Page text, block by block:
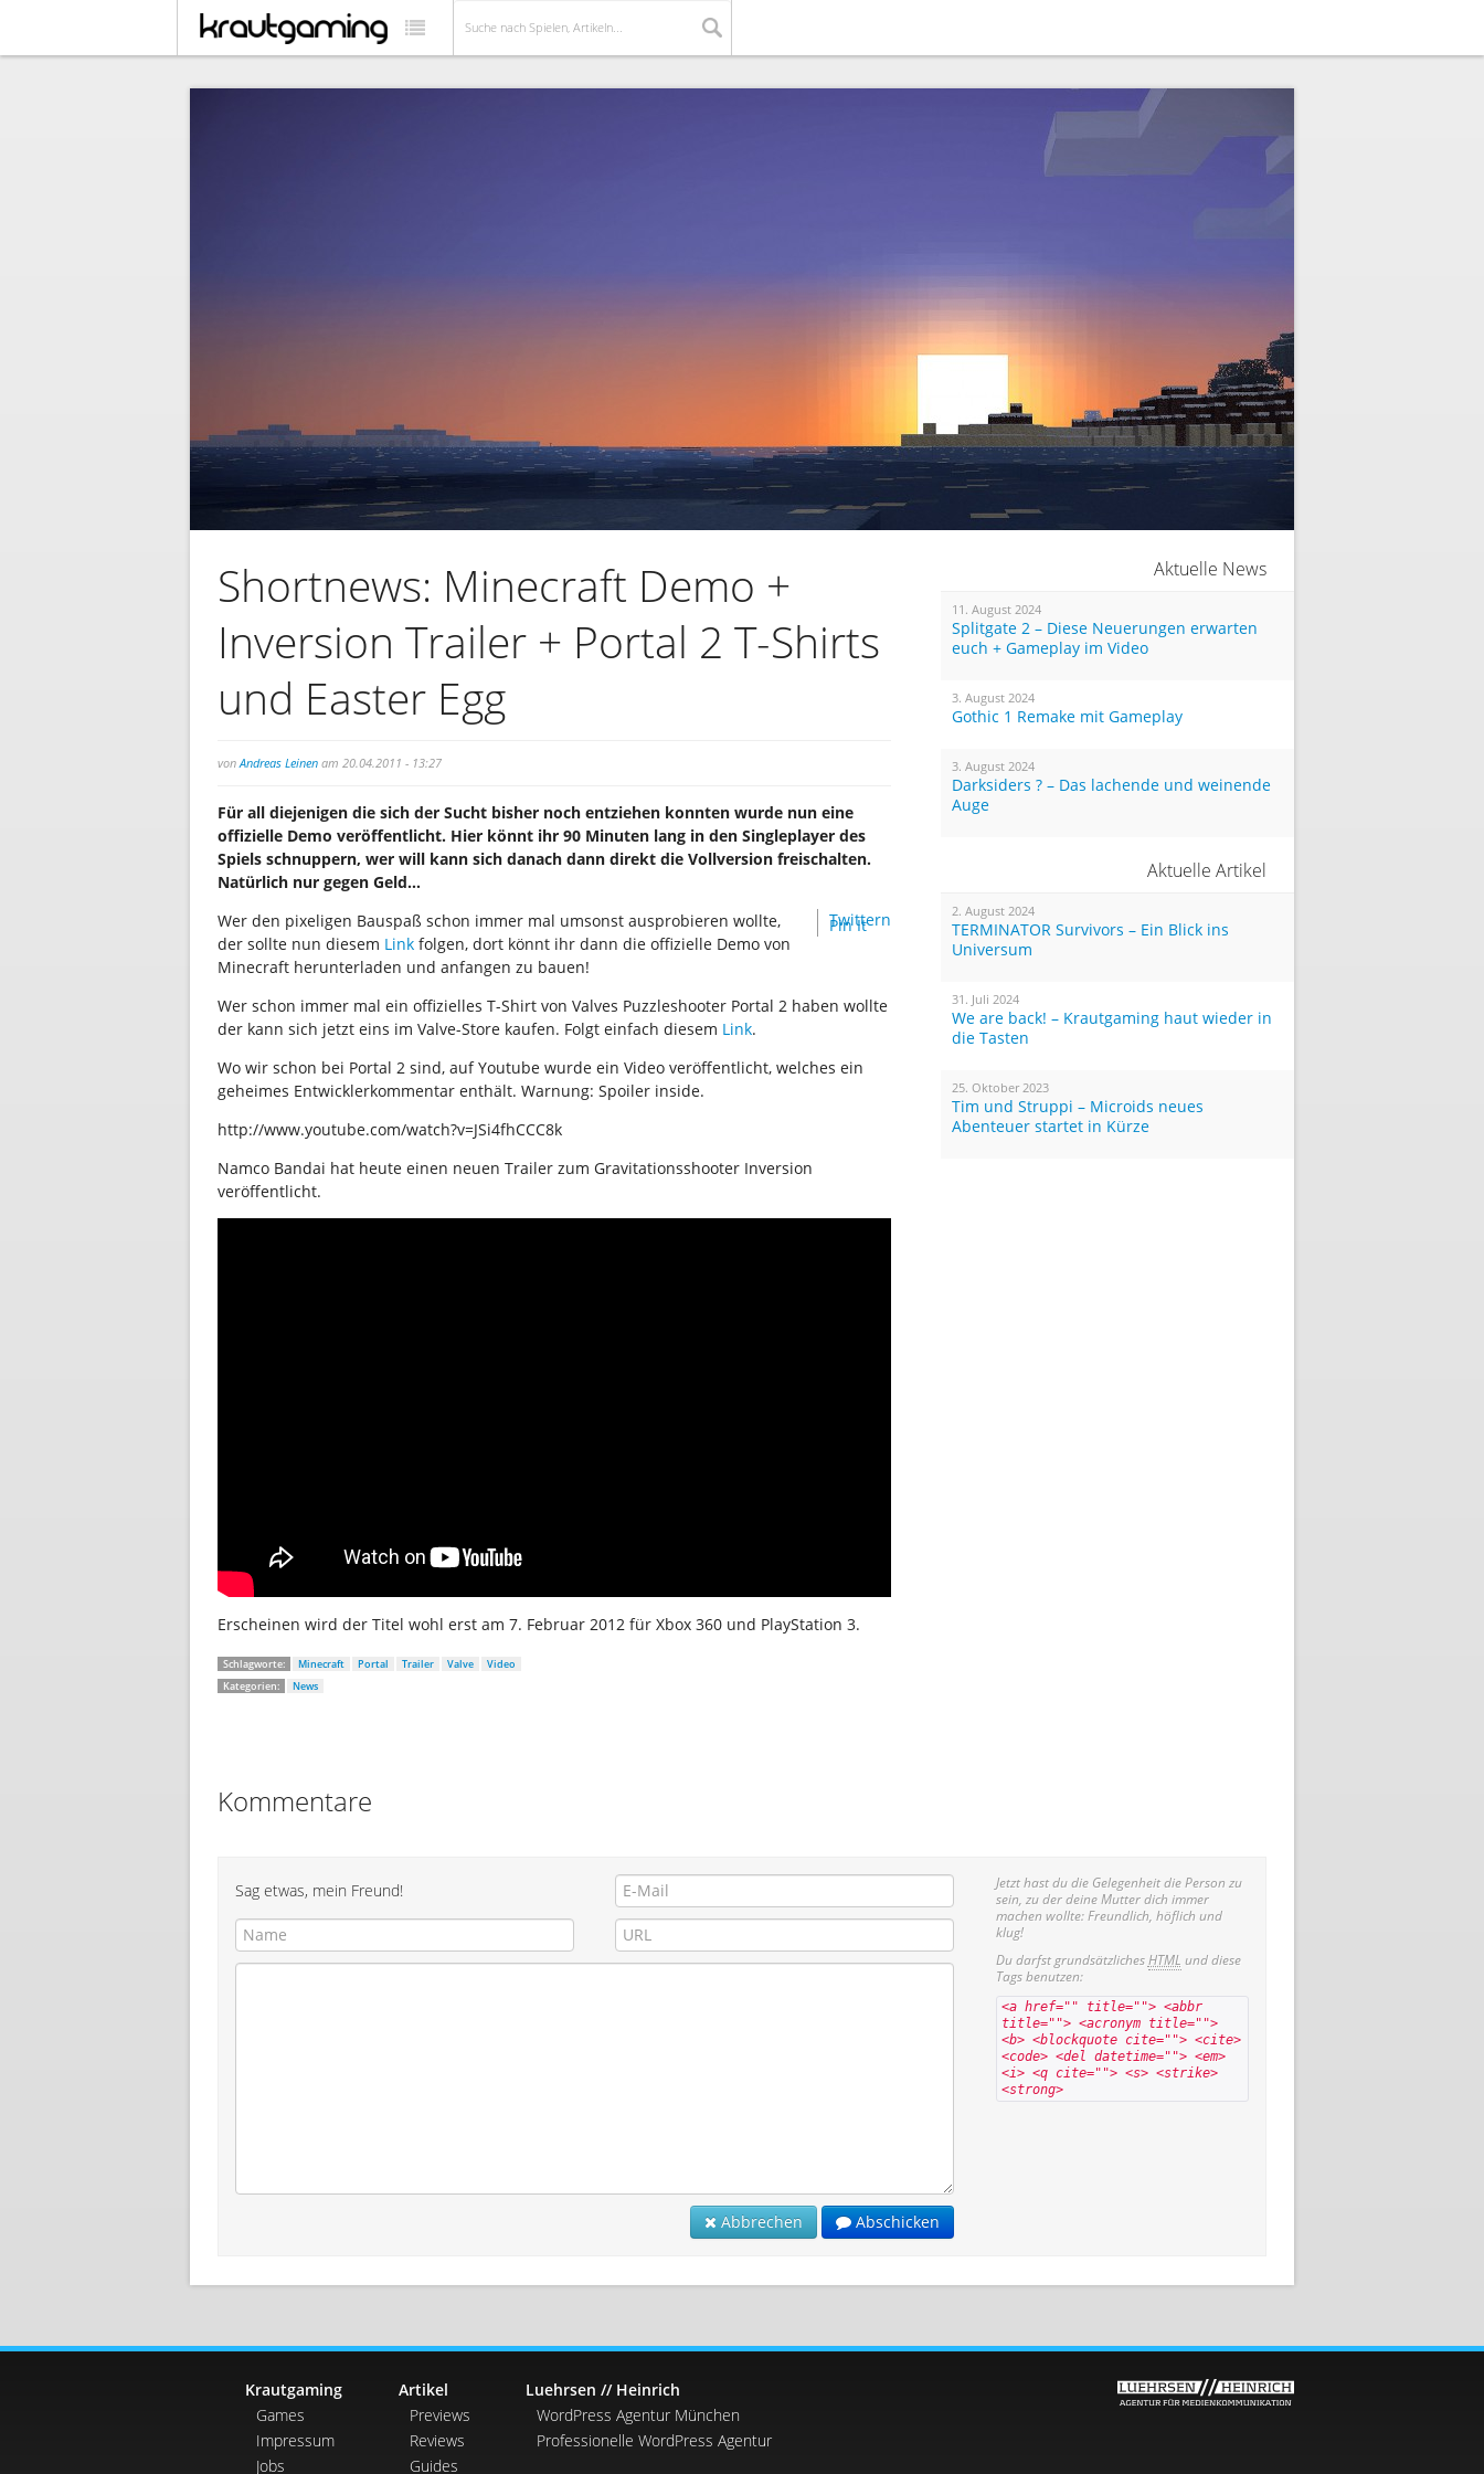
Shortnews: Minecraft Demo +
Inversion Trailer + Portal 2 T-Shirts
und Easter Egg
vonAndreas Leinen am 20.04.2011 - 13:27
Für all diejenigen die sich der Sucht bisher noch entziehen konnten wurde nun eine
offizielle Demo veröffentlicht. Hier könnt ihr 90 Minuten lang in den Singleplayer des
Spiels schnuppern, wer will kann sich danach dann direkt die Vollversion freischalten.
Natürlich nur gegen Geld…
Twittern
Pin It
Wer den pixeligen Bauspaß schon immer mal umsonst ausprobieren wollte,
der sollte nun diesem Link folgen, dort könnt ihr dann die offizielle Demo von
Minecraft herunterladen und anfangen zu bauen!
Wer schon immer mal ein offizielles T-Shirt von Valves Puzzleshooter Portal 2 haben wollte
der kann sich jetzt eins im Valve-Store kaufen. Folgt einfach diesem Link.
Wo wir schon bei Portal 2 sind, auf Youtube wurde ein Video veröffentlicht, welches ein
geheimes Entwicklerkommentar enthält. Warnung: Spoiler inside.
http://www.youtube.com/watch?v=JSi4fhCCC8k
Namco Bandai hat heute einen neuen Trailer zum Gravitationsshooter Inversion
veröffentlicht.
Erscheinen wird der Titel wohl erst am 7. Februar 2012 für Xbox 360 und PlayStation 3.
Schlagworte: Minecraft Portal Trailer Valve
Video
Kategorien:
News
Aktuelle News
11. August 2024
Splitgate 2 – Diese Neuerungen erwarten
euch + Gameplay im Video
3. August 2024
Gothic 1 Remake mit Gameplay
3. August 2024
Darksiders ? – Das lachende und weinende
Auge
Aktuelle Artikel
2. August 2024
TERMINATOR Survivors – Ein Blick ins
Universum
31. Juli 2024
We are back! – Krautgaming haut wieder in
die Tasten
25. Oktober 2023
Tim und Struppi – Microids neues
Abenteuer startet in Kürze
Kommentare
Sag etwas, mein Freund!
Abbrechen Abschicken
Jetzt hast du die Gelegenheit die Person zu
sein, zu der deine Mutter dich immer
machen wollte: Freundlich, höflich und
klug!
Du darfst grundsätzlichesHTML und diese
Tags benutzen:
<a href="" title=""> <abbr
title=""> <acronym title="">
<b> <blockquote cite=""> <cite>
<code> <del datetime=""> <em>
<i> <q cite=""> <s> <strike>
<strong>
Krautgaming
Games
Impressum
Jobs
Artikel
Previews
Reviews
Guides
Luehrsen // Heinrich
WordPress Agentur München
Professionelle WordPress Agentur